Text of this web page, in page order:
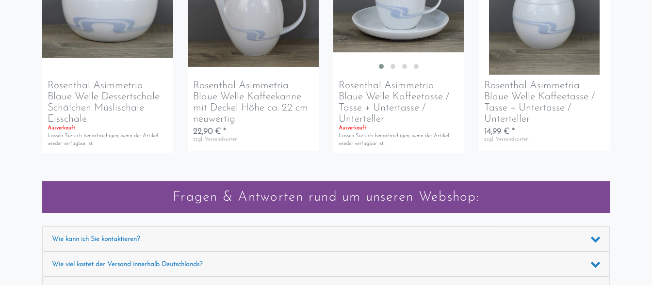
Rosenthal Asimmetria
Blaue Welle Dessertschale
Schälchen Müslischale
Eisschale
Ausverkauft
Lassen Sie sich benachrichigen, wenn der Artikel
wieder verfügbar ist.
Rosenthal Asimmetria
Blaue Welle Kaffeekanne
mit Deckel Höhe ca. 22 cm
neuwertig
22,90 € *
zzgl. Versandkosten
Rosenthal Asimmetria
Blaue Welle Kaffeetasse /
Tasse + Untertasse /
Unterteller
Ausverkauft
Lassen Sie sich benachrichigen, wenn der Artikel
wieder verfügbar ist.
Rosenthal Asimmetria
Blaue Welle Kaffeetasse /
Tasse + Untertasse /
Unterteller
14,99 € *
zzgl. Versandkosten
Fragen & Antworten rund um unseren Webshop:
Wie kann ich Sie kontaktieren?
Wie viel kostet der Versand innerhalb Deutschlands?